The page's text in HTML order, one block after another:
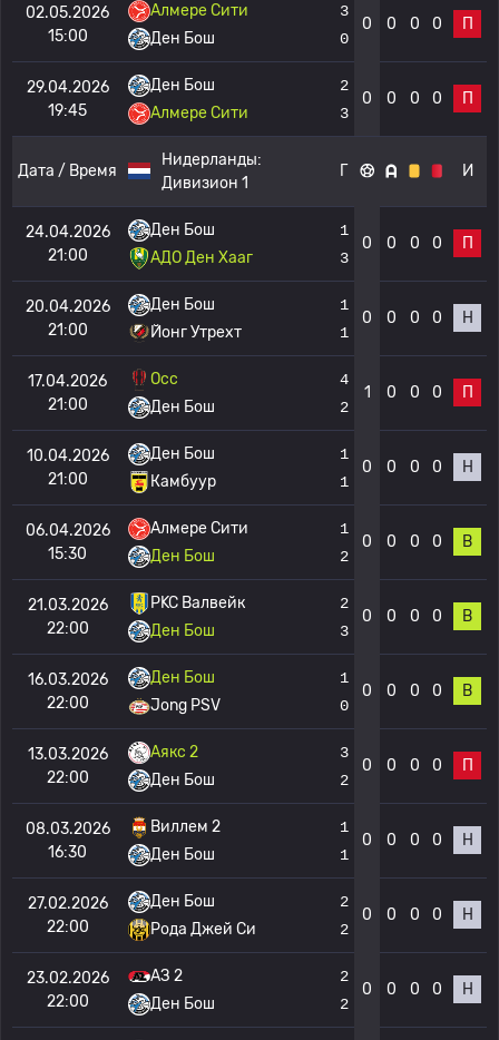
02.05.2026
15:00
Алмере Сити
Ден Бош
3
0
0 0 0 0 П
29.04.2026
19:45
Ден Бош
Алмере Сити
2
3
0 0 0 0 П
Дата / Время
Нидерланды:
Дивизион 1
Г И
24.04.2026
21:00
Ден Бош
АДО Ден Хааг
1
3
0 0 0 0 П
20.04.2026
21:00
Ден Бош
Йонг Утрехт
1
1
0 0 0 0 Н
17.04.2026
21:00
Осс
Ден Бош
4
2
1 0 0 0 П
10.04.2026
21:00
Ден Бош
Камбуур
1
1
0 0 0 0 Н
06.04.2026
15:30
Алмере Сити
Ден Бош
1
2
0 0 0 0 В
21.03.2026
22:00
РKC Валвейк
Ден Бош
2
3
0 0 0 0 В
16.03.2026
22:00
Ден Бош
Jong PSV
1
0
0 0 0 0 В
13.03.2026
22:00
Аякс 2
Ден Бош
3
2
0 0 0 0 П
08.03.2026
16:30
Виллем 2
Ден Бош
1
1
0 0 0 0 Н
27.02.2026
22:00
Ден Бош
Рода Джей Си
2
2
0 0 0 0 Н
23.02.2026
22:00
АЗ 2
Ден Бош
2
2
0 0 0 0 Н